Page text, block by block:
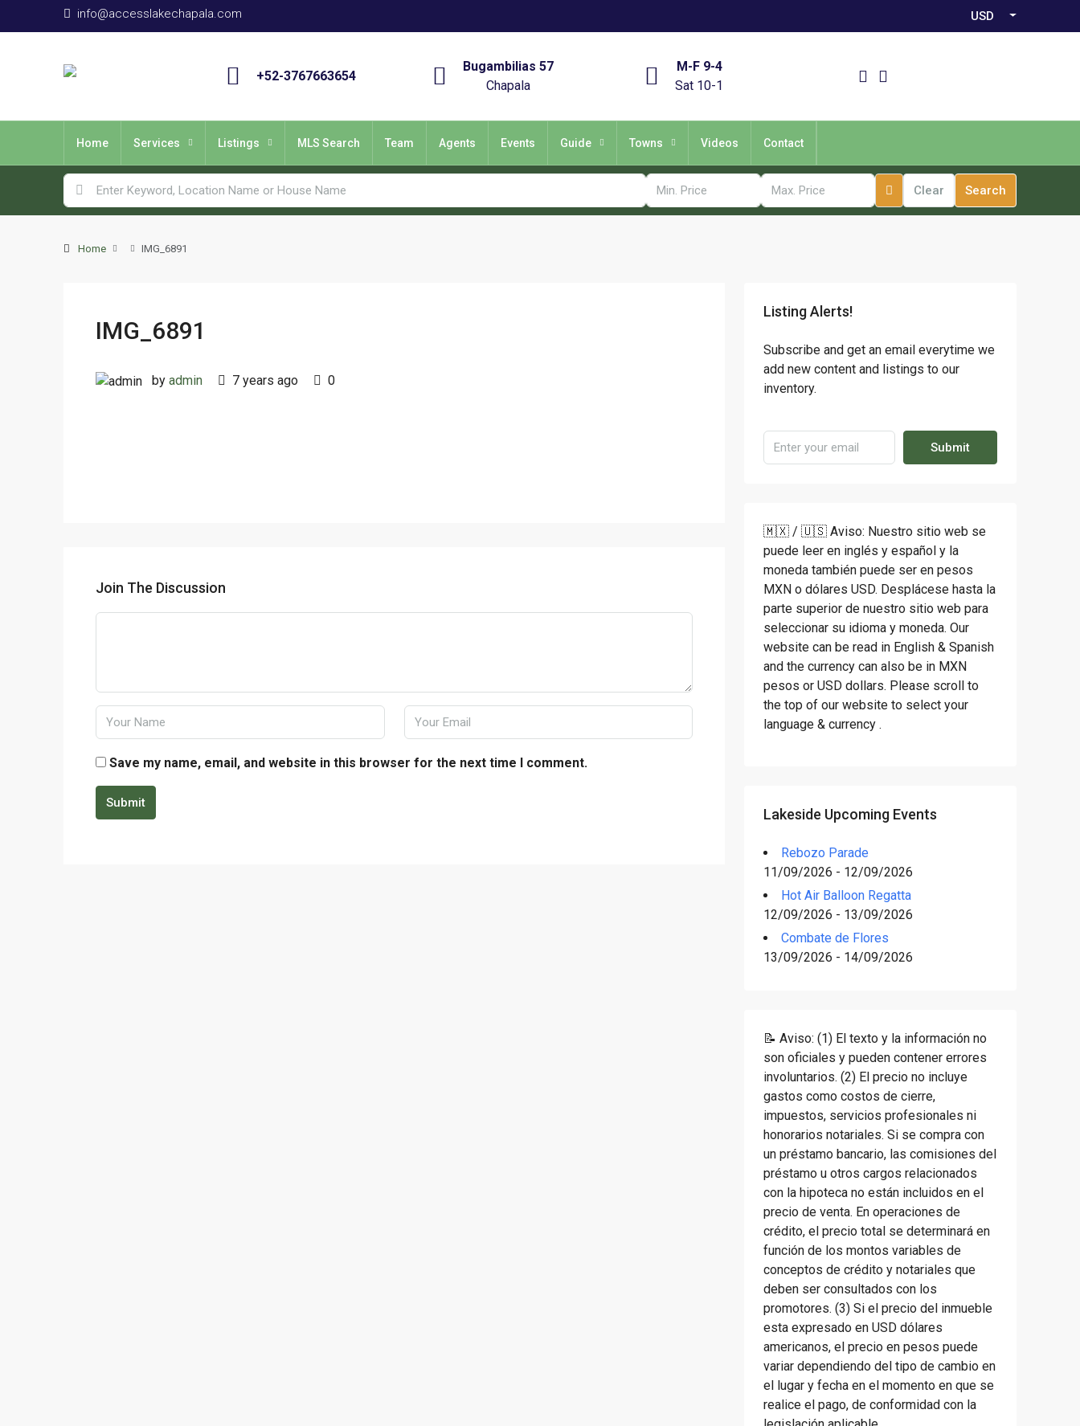
info@accesslakechapala.com USD
+52-3767663654
Bugambilias 57
Chapala
M-F 9-4
Sat 10-1
Home Services Listings MLS Search Team Agents Events Guide Towns Videos Contact
Clear Search
Home IMG_6891
IMG_6891
by admin 7 years ago 0
Join The Discussion
Save my name, email, and website in this browser for the next time I comment.
Submit
Listing Alerts!
Subscribe and get an email everytime we
add new content and listings to our
inventory.
Submit
🇲🇽 / 🇺🇸 Aviso: Nuestro sitio web se
puede leer en inglés y español y la
moneda también puede ser en pesos
MXN o dólares USD. Desplácese hasta la
parte superior de nuestro sitio web para
seleccionar su idioma y moneda. Our
website can be read in English & Spanish
and the currency can also be in MXN
pesos or USD dollars. Please scroll to
the top of our website to select your
language & currency .
Lakeside Upcoming Events
Rebozo Parade
11/09/2026 - 12/09/2026
Hot Air Balloon Regatta
12/09/2026 - 13/09/2026
Combate de Flores
13/09/2026 - 14/09/2026
📝 Aviso: (1) El texto y la información no
son oficiales y pueden contener errores
involuntarios. (2) El precio no incluye
gastos como costos de cierre,
impuestos, servicios profesionales ni
honorarios notariales. Si se compra con
un préstamo bancario, las comisiones del
préstamo u otros cargos relacionados
con la hipoteca no están incluidos en el
precio de venta. En operaciones de
crédito, el precio total se determinará en
función de los montos variables de
conceptos de crédito y notariales que
deben ser consultados con los
promotores. (3) Si el precio del inmueble
esta expresado en USD dólares
americanos, el precio en pesos puede
variar dependiendo del tipo de cambio en
el lugar y fecha en el momento en que se
realice el pago, de conformidad con la